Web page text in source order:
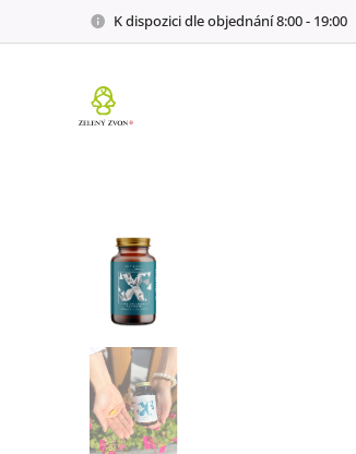
K dispozici dle objednání 8:00 - 19:00